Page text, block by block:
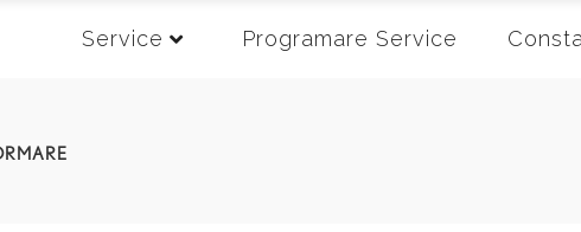
Service Programare Service